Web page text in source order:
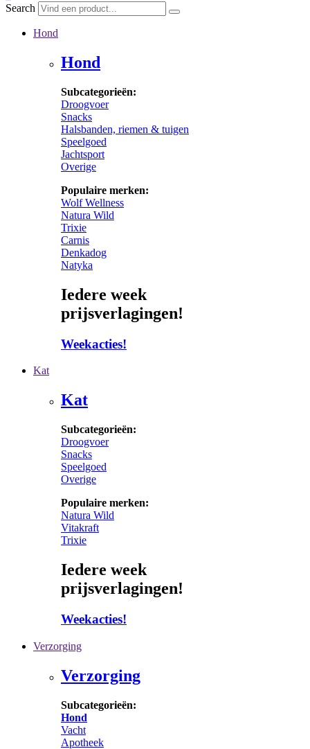
Search
Hond
Hond
Subcategorieën:
Droogvoer
Snacks
Halsbanden, riemen & tuigen
Speelgoed
Jachtsport
Overige
Populaire merken:
Wolf Wellness
Natura Wild
Trixie
Carnis
Denkadog
Natyka
Iedere week
prijsverlagingen!
Weekacties!
Kat
Kat
Subcategorieën:
Droogvoer
Snacks
Speelgoed
Overige
Populaire merken:
Natura Wild
Vitakraft
Trixie
Iedere week
prijsverlagingen!
Weekacties!
Verzorging
Verzorging
Subcategorieën:
Hond
Vacht
Apotheek